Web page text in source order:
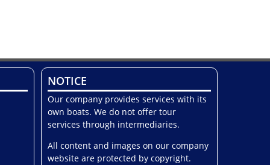
NOTICE
Our company provides services with its
own boats. We do not offer tour
services through intermediaries.
All content and images on our company
website are protected by copyright.